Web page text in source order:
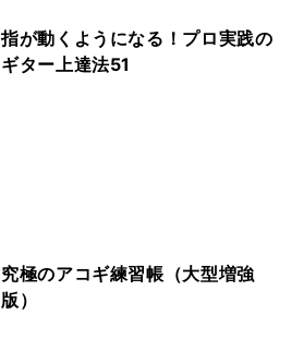
指が動くようになる！プロ実践の
ギター上達法51
究極のアコギ練習帳（大型増強
版）